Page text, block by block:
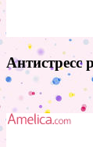
Антистресс